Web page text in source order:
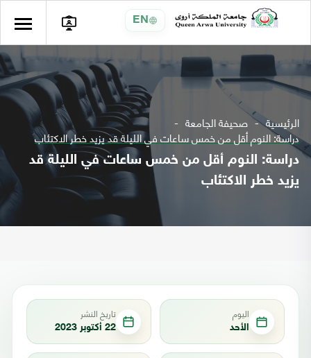
EN
الرئيسية صحيفة الجامعة
دراسة: النوم أقل من خمس ساعات في الليلة قد يزيد خطر الاكتئاب
دراسة: النوم أقل من خمس ساعات في الليلة قد
يزيد خطر الاكتئاب
اليوم
الأحد
تاريخ النشر
22 أكتوبر 2023